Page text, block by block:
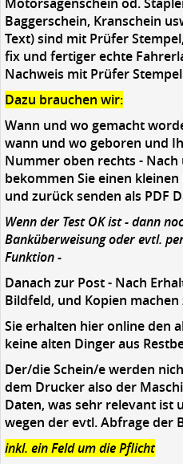
Baggerschein, Kranschein
Text) sind mit Prüfer
fix und fertiger echte
Nachweis mit Prüfer
Dazu brauchen wir:
Wann und wo gemacht
wann und wo geboren und
Nummer oben rechts -
bekommen Sie einen kleinen
und zurück senden als PDF
Wenn der Test OK ist - dann
Banküberweisung oder evtl.
Funktion -
Danach zur Post - Nach
Bildfeld, und Kopien
Sie erhalten hier online den
keine alten Dinger aus
Der/die Schein/e werden
dem Drucker also der
Daten, was sehr relevant ist
wegen der evtl. Abfrage der
inkl. ein Feld um die Pflicht